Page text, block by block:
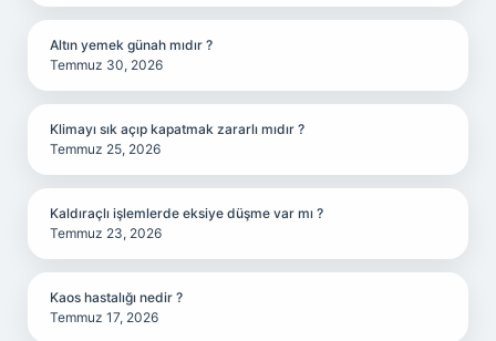
Altın yemek günah mıdır ?
Temmuz 30, 2026
Klimayı sık açıp kapatmak zararlı mıdır ?
Temmuz 25, 2026
Kaldıraçlı işlemlerde eksiye düşme var mı ?
Temmuz 23, 2026
Kaos hastalığı nedir ?
Temmuz 17, 2026